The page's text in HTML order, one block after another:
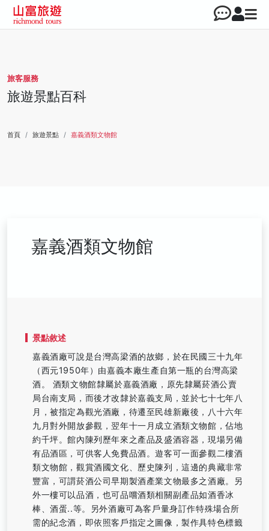
旅客服務
旅遊景點百科
首頁 旅遊景點 嘉義酒類文物館
嘉義酒類文物館
景點敘述
嘉義酒廠可說是台灣高梁酒的故鄉，於在民國三十九年
（西元1950年）由嘉義本廠生產自第一瓶的台灣高梁
酒。 酒類文物館隸屬於嘉義酒廠，原先隸屬菸酒公賣
局台南支局，而後才改隸於嘉義支局，並於七十七年八
月，被指定為觀光酒廠，待遷至民雄新廠後，八十六年
九月對外開放參觀，翌年十一月成立酒類文物館，佔地
約千坪。館內陳列歷年來之產品及盛酒容器，現場另備
有品酒區，可供客人免費品酒。遊客可一面參觀二樓酒
類文物館，觀賞酒國文化、歷史陳列，這邊的典藏非常
豐富，可謂菸酒公司早期製酒產業文物最多之酒廠。另
外一樓可以品酒，也可品嚐酒類相關副產品如酒香冰
棒、酒蛋..等。另外酒廠可為客戶量身訂作特殊場合所
需的紀念酒，即依照客戶指定之圖像，製作具特色標籤